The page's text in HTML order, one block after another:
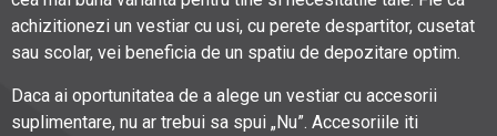
achizitionezi un vestiar cu usi, cu perete despartitor, cusetat
sau scolar, vei beneficia de un spatiu de depozitare optim.
Daca ai oportunitatea de a alege un vestiar cu accesorii
suplimentare, nu ar trebui sa spui „Nu”. Accesoriile iti